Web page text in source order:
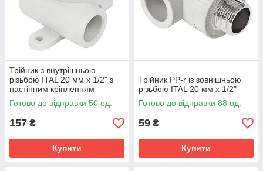
Трійник з внутрішньою
різьбою ITAL 20 мм х 1/2" з
настінним кріпленням
Готово до відправки 50 од.
157 ₴
Купити
Трійник PP-r із зовнішньою
різьбою ITAL 20 мм х 1/2"
Готово до відправки 88 од.
59 ₴
Купити